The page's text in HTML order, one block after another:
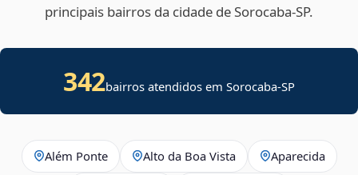
principais bairros da cidade de Sorocaba‑SP.
342bairros atendidos em Sorocaba-SP
Além Ponte Alto da Boa Vista Aparecida